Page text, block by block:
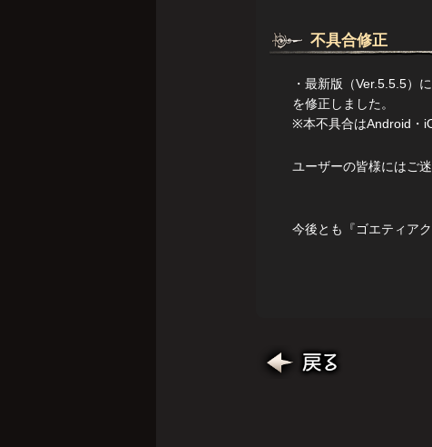
不具合修正
・最新版（Ver.5.5.5）
を修正しました。
※本不具合はAndroid・
ユーザーの皆様にはご
今後とも『ゴエティア